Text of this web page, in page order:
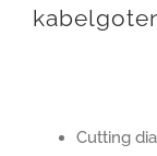
Cutting